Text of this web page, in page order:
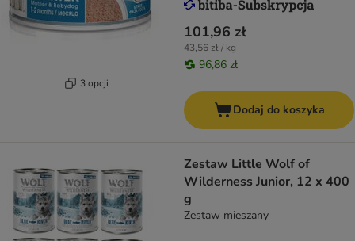
3 opcji
101,96 zł
43,56 zł / kg
96,86 zł
Dodaj do koszyka
Zestaw Little Wolf of
Wilderness Junior, 12 x 400
g
Zestaw mieszany